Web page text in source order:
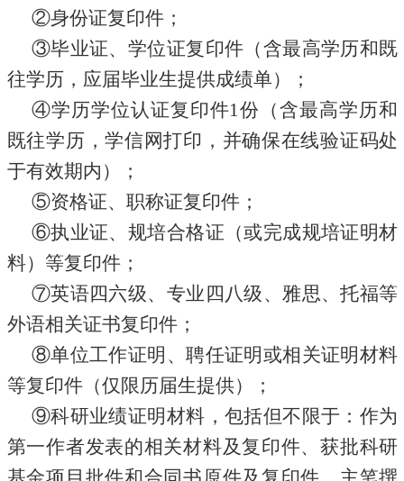
②身份证复印件；
③毕业证、学位证复印件（含最高学历和既
往学历，应届毕业生提供成绩单）；
④学历学位认证复印件1份（含最高学历和
既往学历，学信网打印，并确保在线验证码处
于有效期内）；
⑤资格证、职称证复印件；
⑥执业证、规培合格证（或完成规培证明材
料）等复印件；
⑦英语四六级、专业四八级、雅思、托福等
外语相关证书复印件；
⑧单位工作证明、聘任证明或相关证明材料
等复印件（仅限历届生提供）；
⑨科研业绩证明材料，包括但不限于：作为
第一作者发表的相关材料及复印件、获批科研